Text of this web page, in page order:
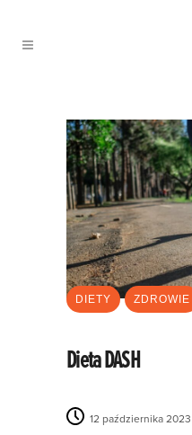
DIETY ZDROWIE
Dieta DASH
12 października 2023